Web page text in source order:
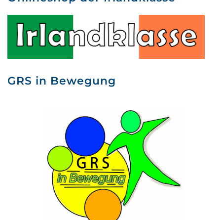
GRS in Bewegung